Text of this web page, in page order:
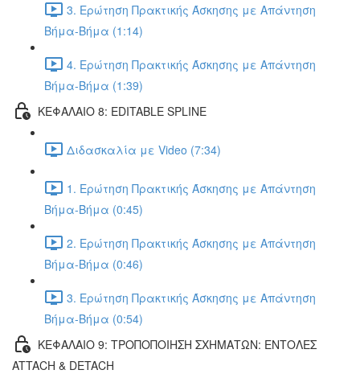
3. Ερώτηση Πρακτικής Άσκησης με Απάντηση
Βήμα-Βήμα (1:14)
4. Ερώτηση Πρακτικής Άσκησης με Απάντηση
Βήμα-Βήμα (1:39)
ΚΕΦΑΛΑΙΟ 8: EDITABLE SPLINE
Διδασκαλία με Video (7:34)
1. Ερώτηση Πρακτικής Άσκησης με Απάντηση
Βήμα-Βήμα (0:45)
2. Ερώτηση Πρακτικής Άσκησης με Απάντηση
Βήμα-Βήμα (0:46)
3. Ερώτηση Πρακτικής Άσκησης με Απάντηση
Βήμα-Βήμα (0:54)
ΚΕΦΑΛΑΙΟ 9: ΤΡΟΠΟΠΟΙΗΣΗ ΣΧΗΜΑΤΩΝ: ΕΝΤΟΛΕΣ
ATTACH & DETACH